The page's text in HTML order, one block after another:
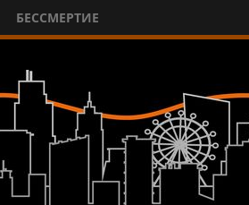
БЕССМЕРТИЕ